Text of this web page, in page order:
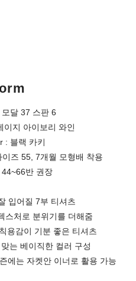
달 37 스판 6
이지 아이보리 와인
: 블랙 카키
즈 55, 7개월 모형배 착용
반 권장
입어질 7부 티셔츠
스처로 분위기를 더해줌
용감이 기분 좋은 티셔츠
는 베이직한 컬러 구성
에는 자켓안 이너로 활용 가능